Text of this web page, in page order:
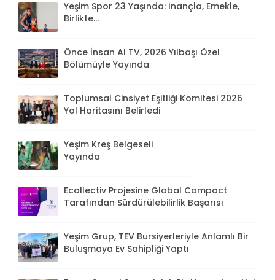
Yeşim Spor 23 Yaşında: İnançla, Emekle,
Birlikte...
Önce İnsan AI TV, 2026 Yılbaşı Özel
Bölümüyle Yayında
Toplumsal Cinsiyet Eşitliği Komitesi 2026
Yol Haritasını Belirledi
Yeşim Kreş Belgeseli
Yayında
Ecollectiv Projesine Global Compact
Tarafından Sürdürülebilirlik Başarısı
Yeşim Grup, TEV Bursiyerleriyle Anlamlı Bir
Buluşmaya Ev Sahipliği Yaptı